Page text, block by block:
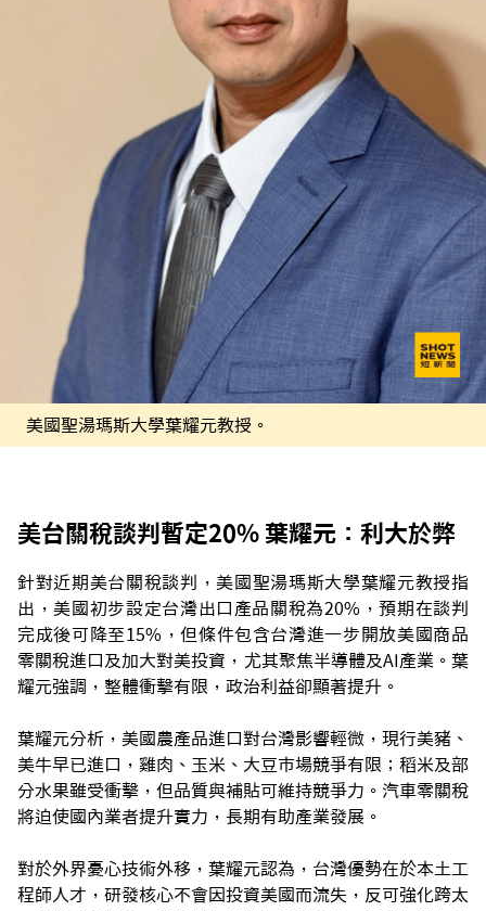
美國聖湯瑪斯大學葉耀元教授。
美台關稅談判暫定20% 葉耀元：利大於弊
針對近期美台關稅談判，美國聖湯瑪斯大學葉耀元教授指
出，美國初步設定台灣出口產品關稅為20%，預期在談判
完成後可降至15%，但條件包含台灣進一步開放美國商品
零關稅進口及加大對美投資，尤其聚焦半導體及AI產業。葉
耀元強調，整體衝擊有限，政治利益卻顯著提升。
葉耀元分析，美國農產品進口對台灣影響輕微，現行美豬、
美牛早已進口，雞肉、玉米、大豆市場競爭有限；稻米及部
分水果雖受衝擊，但品質與補貼可維持競爭力。汽車零關稅
將迫使國內業者提升實力，長期有助產業發展。
對於外界憂心技術外移，葉耀元認為，台灣優勢在於本土工
程師人才，研發核心不會因投資美國而流失，反可強化跨太